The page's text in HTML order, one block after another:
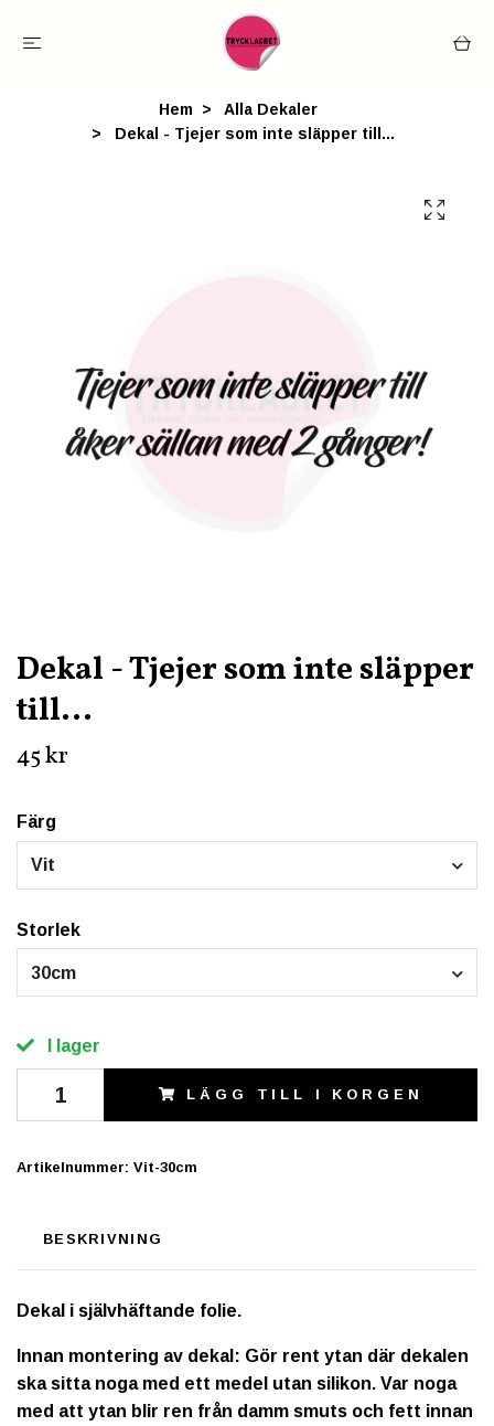
Hem
Alla Dekaler
Dekal - Tjejer som inte släpper till...
Dekal - Tjejer som inte släpper
till...
45 kr
Färg
Vit
Storlek
30cm
I lager
LÄGG TILL I KORGEN
Artikelnummer: Vit-30cm
BESKRIVNING
Dekal i självhäftande folie.
Innan montering av dekal: Gör rent ytan där dekalen
ska sitta noga med ett medel utan silikon. Var noga
med att ytan blir ren från damm smuts och fett innan